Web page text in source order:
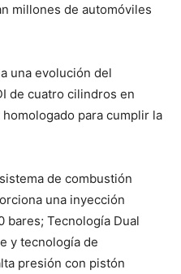
millones de automóviles
una evolución del
de cuatro cilindros en
para cumplir la
de combustión
una inyección
bares; Tecnología Dual
y tecnología de
presión con pistón